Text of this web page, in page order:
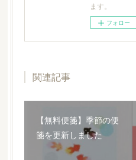
ます。
フォロー
関連記事
【無料便箋】季節の便
箋を更新しました